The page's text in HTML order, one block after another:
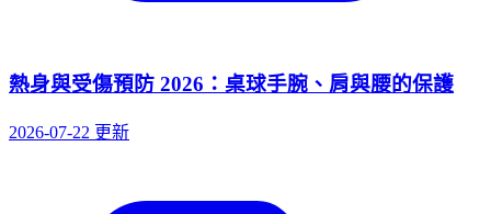
熱身與受傷預防 2026：桌球手腕、肩與腰的保護
2026-07-22 更新